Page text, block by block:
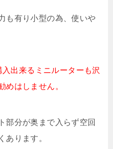
も有り小型の為、使いや
出来るミニルーターも沢
めはしません。
部分が奥まで入らず空回
あります。